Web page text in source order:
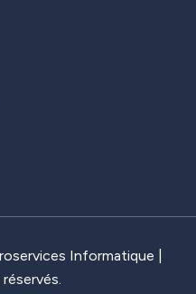
Informatique |